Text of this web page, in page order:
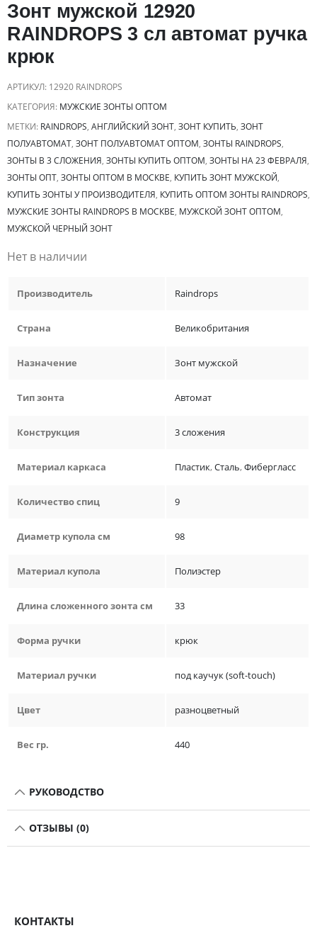
Зонт мужской 12920
RAINDROPS 3 сл автомат ручка
крюк
АРТИКУЛ: 12920 RAINDROPS
КАТЕГОРИЯ: МУЖСКИЕ ЗОНТЫ ОПТОМ
МЕТКИ: RAINDROPS, АНГЛИЙСКИЙ ЗОНТ, ЗОНТ КУПИТЬ, ЗОНТ
ПОЛУАВТОМАТ, ЗОНТ ПОЛУАВТОМАТ ОПТОМ, ЗОНТЫ RAINDROPS,
ЗОНТЫ В 3 СЛОЖЕНИЯ, ЗОНТЫ КУПИТЬ ОПТОМ, ЗОНТЫ НА 23 ФЕВРАЛЯ,
ЗОНТЫ ОПТ, ЗОНТЫ ОПТОМ В МОСКВЕ, КУПИТЬ ЗОНТ МУЖСКОЙ,
КУПИТЬ ЗОНТЫ У ПРОИЗВОДИТЕЛЯ, КУПИТЬ ОПТОМ ЗОНТЫ RAINDROPS,
МУЖСКИЕ ЗОНТЫ RAINDROPS В МОСКВЕ, МУЖСКОЙ ЗОНТ ОПТОМ,
МУЖСКОЙ ЧЕРНЫЙ ЗОНТ
Нет в наличии
Производитель Raindrops
Страна Великобритания
Назначение Зонт мужской
Тип зонта Автомат
Конструкция 3 сложения
Материал каркаса Пластик,Сталь,Фибергласс
Количество спиц 9
Диаметр купола см 98
Материал купола Полиэстер
Длина сложенного зонта см 33
Форма ручки крюк
Материал ручки под каучук (soft-touch)
Цвет разноцветный
Вес гр. 440
РУКОВОДСТВО
ОТЗЫВЫ (0)
КОНТАКТЫ